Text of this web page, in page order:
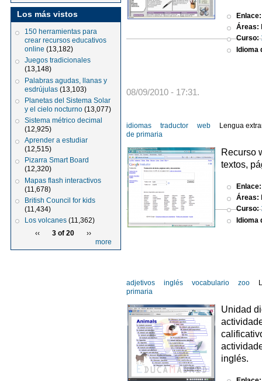
Los más vistos
150 herramientas para
crear recursos educativos
online (13,182)
Juegos tradicionales
(13,148)
Palabras agudas, llanas y
esdrújulas (13,103)
Planetas del Sistema Solar
y el cielo nocturno (13,077)
Sistema métrico decimal
(12,925)
Aprender a estudiar
(12,515)
Pizarra Smart Board
(12,320)
Mapas flash interactivos
(11,678)
British Council for kids
(11,434)
Los volcanes (11,362)
‹‹
3 of 20
››
more
Áreas:
Curso:
Idioma
08/09/2010 - 17:31.
idiomas traductor web
Lengua
de primaria
Recurso
textos,
Áreas:
Curso:
Idioma
adjetivos inglés vocabulario zoo
primaria
Unidad
inglés.